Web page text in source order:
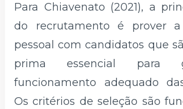
Para Chiavenato (2021), a
do recrutamento é prover
pessoal com candidatos que
prima essencial para
funcionamento adequado
Os critérios de seleção são